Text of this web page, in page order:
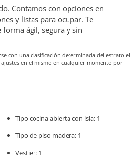
Contamos con opciones en
y listas para ocupar. Te
ágil, segura y sin
con una clasificación determinada del estrato el
en el mismo en cualquier momento por
Tipo cocina abierta con isla: 1
Tipo de piso madera: 1
Vestier: 1